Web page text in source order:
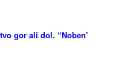
gor ali dol. “Noben’